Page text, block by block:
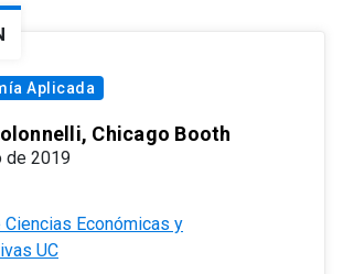
Aplicada
Chicago Booth
de 2019
Ciencias Económicas y
UC